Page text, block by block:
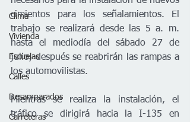
Clima
Vivienda
Escuelas
Calles
Desamparados
Carreteras
cimientos para los señalamientos. El
trabajo se realizará desde las 5 a. m.
hasta el mediodía del sábado 27 de
julio, después se reabrirán las rampas a
los automovilistas.
Mientras se realiza la instalación, el
tráfico se dirigirá hacia la I-135 en